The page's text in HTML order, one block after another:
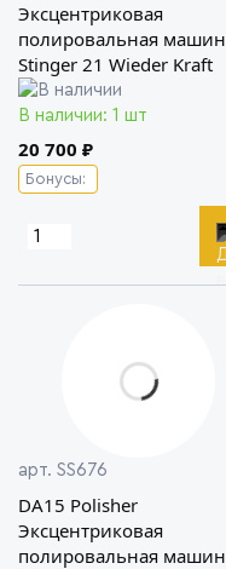
Эксцентриковая
полировальная
Stinger 21 Wieder Kraft
В наличии: 1 шт
20 700 ₽
Бонусы:
арт. SS676
DA15 Polisher
Эксцентриковая
полировальная